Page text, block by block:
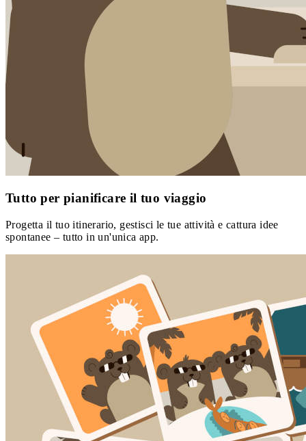
Tutto per pianificare il tuo viaggio
Progetta il tuo itinerario, gestisci le tue attività e cattura idee
spontanee – tutto in un'unica app.